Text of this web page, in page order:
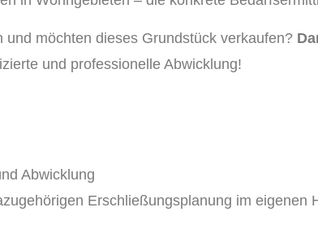
möchten dieses Grundstück verkaufen?
und professionelle Abwicklung!
Abwicklung
Erschließungsplanung im eigenen